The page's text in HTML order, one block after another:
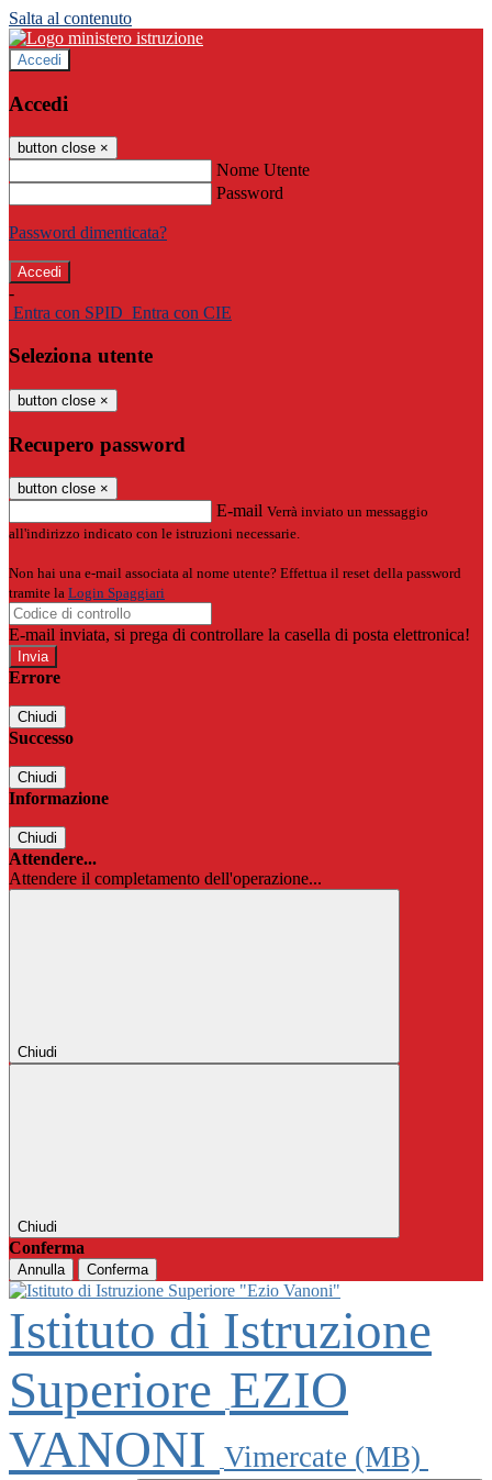
Salta al contenuto
Accedi
Accedi
button close ×
Nome Utente
Password
Password dimenticata?
-
Entra con SPID Entra con CIE
Seleziona utente
button close ×
Recupero password
button close ×
E-mail Verrà inviato un messaggio
all'indirizzo indicato con le istruzioni necessarie.
Non hai una e-mail associata al nome utente? Effettua il reset della password
tramite la Login Spaggiari
E-mail inviata, si prega di controllare la casella di posta elettronica!
Errore
Chiudi
Successo
Chiudi
Informazione
Chiudi
Attendere...
Attendere il completamento dell'operazione...
Chiudi
Chiudi
Conferma
Annulla Conferma
Istituto di Istruzione
Superiore EZIO
VANONI Vimercate (MB)